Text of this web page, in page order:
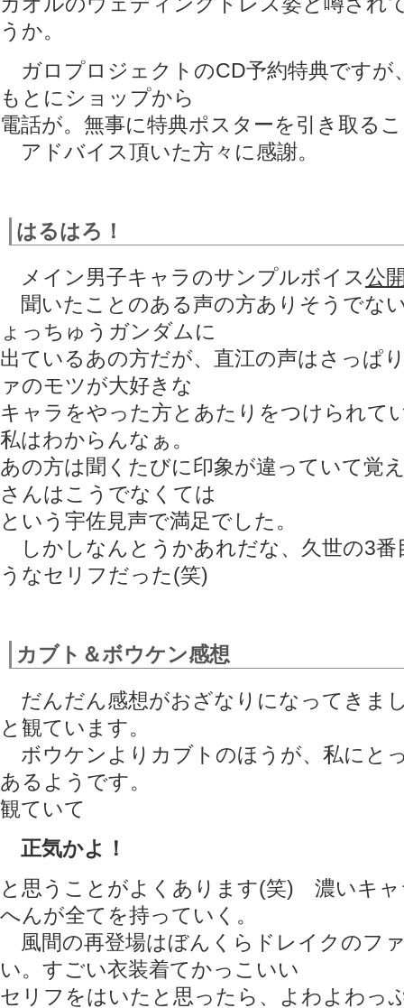
うか。
ガロプロジェクトのCD予約特典ですが
もとにショップから
電話が。無事に特典ポスターを引き取る
アドバイス頂いた方々に感謝。
はるはろ！
メイン男子キャラのサンプルボイス公
聞いたことのある声の方ありそうでな
ょっちゅうガンダムに
出ているあの方だが、直江の声はさっぱ
ァのモツが大好きな
キャラをやった方とあたりをつけられて
私はわからんなぁ。
あの方は聞くたびに印象が違っていて覚
さんはこうでなくては
という宇佐見声で満足でした。
しかしなんとうかあれだな、久世の3番
うなセリフだった(笑)
カブト＆ボウケン感想
だんだん感想がおざなりになってきま
と観ています。
ボウケンよりカブトのほうが、私にと
あるようです。
観ていて
正気かよ！
と思うことがよくあります(笑) 濃いキ
へんが全てを持っていく。
風間の再登場はぼんくらドレイクのフ
い。すごい衣装着てかっこいい
セリフをはいたと思ったら、よわよわっ